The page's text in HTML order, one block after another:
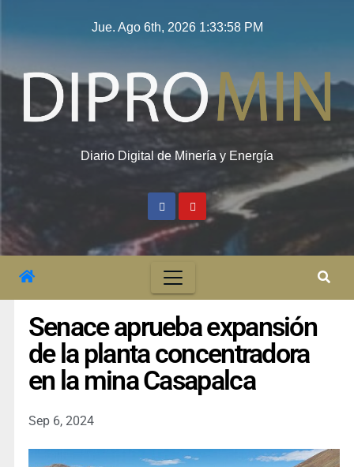
Jue. Ago 6th, 2026 1:33:59 PM
Diario Digital de Minería y Energía
Senace aprueba expansión
de la planta concentradora
en la mina Casapalca
Sep 6, 2024